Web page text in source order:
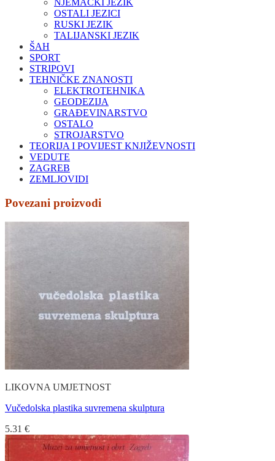
NJEMAČKI JEZIK
OSTALI JEZICI
RUSKI JEZIK
TALIJANSKI JEZIK
ŠAH
SPORT
STRIPOVI
TEHNIČKE ZNANOSTI
ELEKTROTEHNIKA
GEODEZIJA
GRAĐEVINARSTVO
OSTALO
STROJARSTVO
TEORIJA I POVIJEST KNJIŽEVNOSTI
VEDUTE
ZAGREB
ZEMLJOVIDI
Povezani proizvodi
LIKOVNA UMJETNOST
Vučedolska plastika suvremena skulptura
5.31 €